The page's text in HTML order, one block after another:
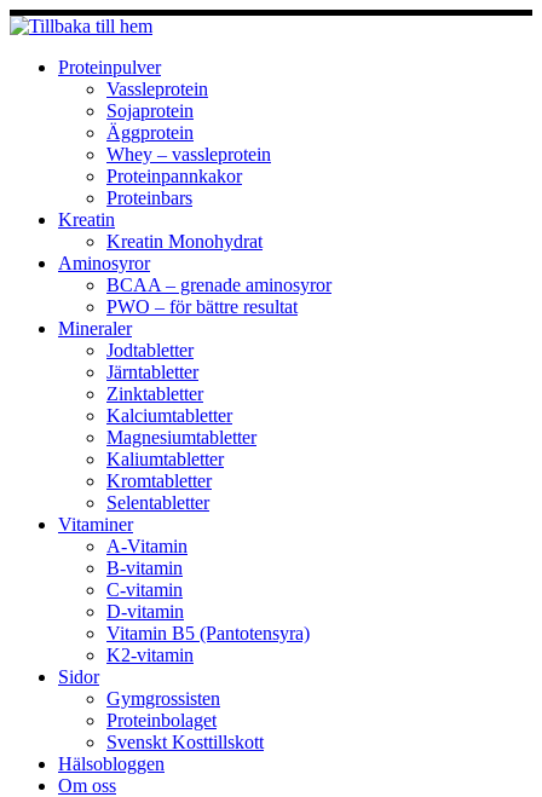
Hoppa
till
innehållProteinpulver
Vassleprotein
Sojaprotein
Äggprotein
Whey – vassleprotein
Proteinpannkakor
Proteinbars
Kreatin
Kreatin Monohydrat
Aminosyror
BCAA – grenade aminosyror
PWO – för bättre resultat
Mineraler
Jodtabletter
Järntabletter
Zinktabletter
Kalciumtabletter
Magnesiumtabletter
Kaliumtabletter
Kromtabletter
Selentabletter
Vitaminer
A-Vitamin
B-vitamin
C-vitamin
D-vitamin
Vitamin B5 (Pantotensyra)
K2-vitamin
Sidor
Gymgrossisten
Proteinbolaget
Svenskt Kosttillskott
Hälsobloggen
Om oss